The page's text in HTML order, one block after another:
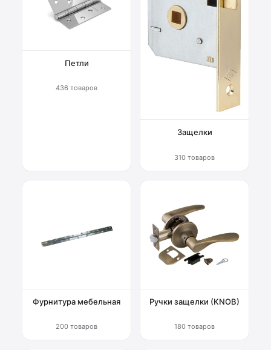
Петли
436 товаров
Защелки
310 товаров
Фурнитура мебельная
200 товаров
Ручки защелки (KNOB)
180 товаров